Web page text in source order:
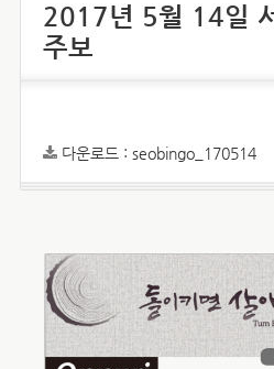
2017년 5월 14일
주보
다운로드 : seobingo_170514